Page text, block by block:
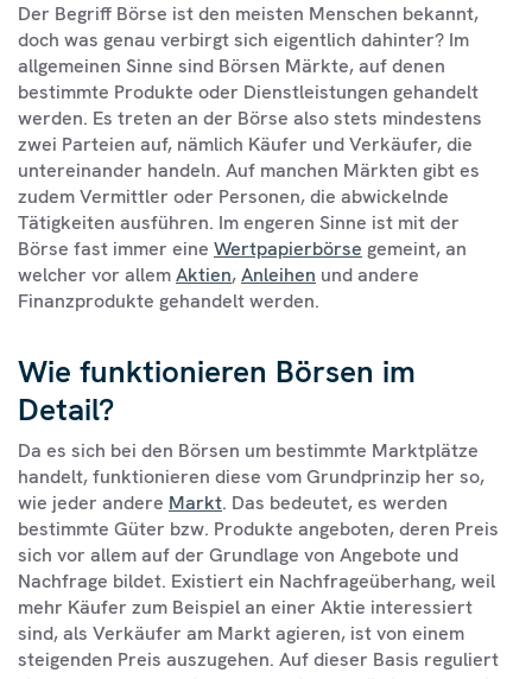
Der Begriff Börse ist den meisten Menschen bekannt,
doch was genau verbirgt sich eigentlich dahinter? Im
allgemeinen Sinne sind Börsen Märkte, auf denen
bestimmte Produkte oder Dienstleistungen gehandelt
werden. Es treten an der Börse also stets mindestens
zwei Parteien auf, nämlich Käufer und Verkäufer, die
untereinander handeln. Auf manchen Märkten gibt es
zudem Vermittler oder Personen, die abwickelnde
Tätigkeiten ausführen. Im engeren Sinne ist mit der
Börse fast immer eine Wertpapierbörse gemeint, an
welcher vor allemAktien,Anleihen und andere
Finanzprodukte gehandelt werden.
Wie funktionieren Börsen im
Detail?
Da es sich bei den Börsen um bestimmte Marktplätze
handelt, funktionieren diese vom Grundprinzip her so,
wie jeder andere Markt. Das bedeutet, es werden
bestimmte Güter bzw. Produkte angeboten, deren Preis
sich vor allem auf der Grundlage von Angebote und
Nachfrage bildet. Existiert ein Nachfrageüberhang, weil
mehr Käufer zum Beispiel an einer Aktie interessiert
sind, als Verkäufer am Markt agieren, ist von einem
steigenden Preis auszugehen. Auf dieser Basis reguliert